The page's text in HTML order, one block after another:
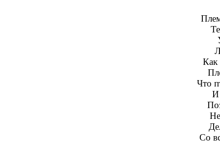
Как
Что
И
Со